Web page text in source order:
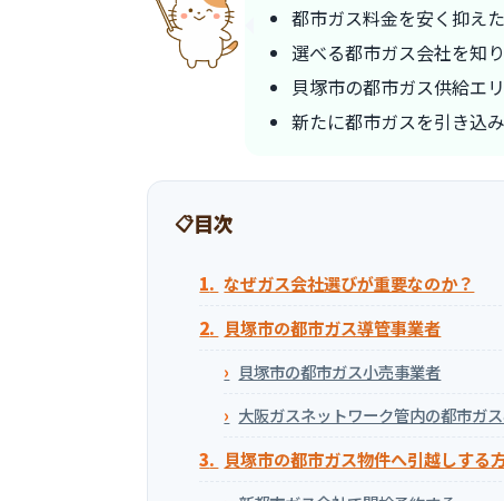
都市ガス料金を安く抑え
選べる都市ガス会社を知
貝塚市の都市ガス供給エ
新たに都市ガスを引き込
目次
なぜガス会社選びが重要なのか？
貝塚市の都市ガス導管事業者
貝塚市の都市ガス小売事業者
大阪ガスネットワーク管内の都市ガ
貝塚市の都市ガス物件へ引越しする